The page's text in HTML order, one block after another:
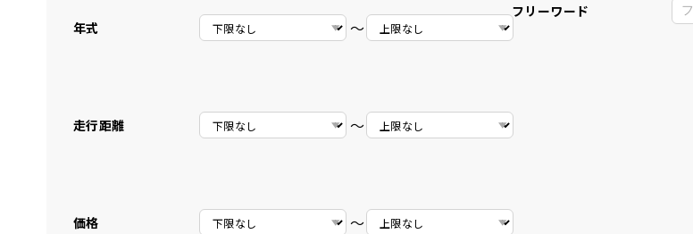
年式 〜
走行距離 〜
価格 〜
フリーワード